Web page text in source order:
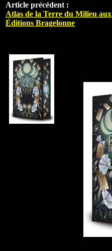
Article précédent :
Atlas de la Terre du Milieu aux
Éditions Bragelonne